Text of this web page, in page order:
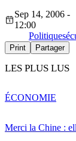
Sep 14, 2006 -
12:00
Politique
Print Partager
LES PLUS LUS
Merci la Chine :
ÉCONOMIE